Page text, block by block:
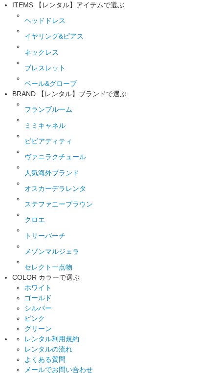
ITEMS
【レンタル】アイテムで選ぶ
ヘッドドレス
イヤリング&ピアス
ネックレス
ブレスレット
ベール&グローブ
BRAND
【レンタル】ブランドで選ぶ
フランブルーム
ミミキャネル
ビビアディティ
ヴァニラクチュール
人気海外ブランド
オスカーデラレンタ
ステファニーブラウン
クロエ
トリーバーチ
メゾンマルジェラ
セレクト一点物
COLOR カラーで選ぶ
ホワイト
ゴールド
シルバー
ピンク
グリーン
レンタル利用規約
レンタルの流れ
よくある質問
メールでお問い合わせ